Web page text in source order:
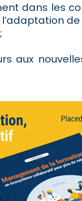
dans les
aux